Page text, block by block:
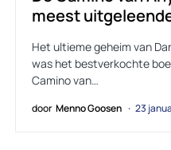
meest
Het ultieme geheim van
was het bestverkochte
Camino van…
door Menno Goosen 23